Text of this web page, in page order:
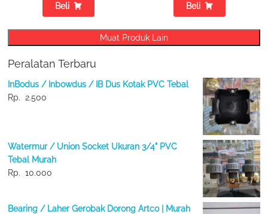
Beli Beli
Muat Produk Lain
Peralatan Terbaru
InBodus / Inbowdus / IB Dus Kotak PVC Tebal
Rp. 2.500
Watermur / Union Socket Ukuran 3/4" PVC
Tebal Murah
Rp. 10.000
Bearing / Laher Gerobak Dorong Artco | Murah